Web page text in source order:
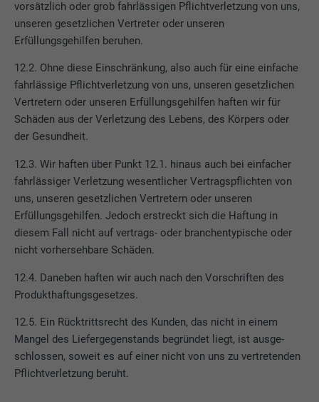
vorsätzlich oder grob fahrlässigen Pflichtverletzung von uns,
unseren gesetzlichen Vertreter oder unseren
Erfüllungsgehilfen beruhen.
12.2. Ohne diese Einschränkung, also auch für eine einfache
fahrlässige Pflichtverletzung von uns, unseren gesetzlichen
Vertretern oder unseren Erfüllungsgehilfen haften wir für
Schäden aus der Verletzung des Lebens, des Körpers oder
der Gesundheit.
12.3. Wir haften über Punkt 12.1. hinaus auch bei einfacher
fahrlässiger Verletzung wesentlicher Vertragspflichten von
uns, unseren gesetzlichen Vertretern oder unseren
Erfüllungsgehilfen. Jedoch erstreckt sich die Haftung in
diesem Fall nicht auf vertrags- oder branchentypische oder
nicht vorhersehbare Schäden.
12.4. Daneben haften wir auch nach den Vorschriften des
Produkthaftungsgesetzes.
12.5. Ein Rücktrittsrecht des Kunden, das nicht in einem
Mangel des Liefergegenstands begründet liegt, ist ausge-
schlossen, soweit es auf einer nicht von uns zu vertretenden
Pflichtverletzung beruht.
Anbieter LinkedIn
Zweck
Wird verwendet, um sicherzustellen, dass
das SameSite-Attribut für alle Cookies in
diesem Browser korrekt ist.
Name _fbp
Anbieter Facebook
Laufzeit 3 Monate
von Werbeprodukten anzuzeigen, zum
Beispiel Echtzeitgebote dritter
Name fr